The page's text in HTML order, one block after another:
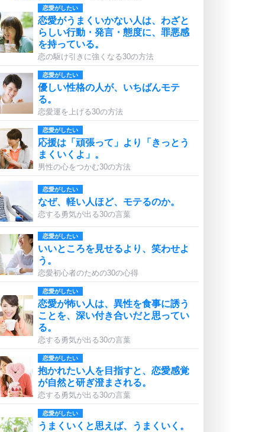
恋愛がしたい
恋愛がうまくいかない人は、わざと
らしい行動・発言・態度に、罪悪感
を持っている。
恋の駆け引きに強くなる30の方法
恋愛がしたい
優しい性格の人が、いちばんモテ
る。
恋愛運を上げる30の方法
恋愛がしたい
応援は「頑張って」より「きっとう
まくいくよ」。
男性の心をつかむ30の方法
恋愛がしたい
なぜ、軽い人ほど、モテるのか。
恋する勇気が出る30の言葉
恋愛がしたい
いいところを見せるより、笑わせよ
う。
恋愛初心者のための30の心得
恋愛がしたい
恋愛が怖い人は、異性を食事に誘う
ことを、深い付き合いだと思ってい
る。
恋する勇気が出る30の言葉
恋愛がしたい
抱かれたい人を目指すと、恋愛感覚
が自然と研ぎ澄まされる。
恋する勇気が出る30の言葉
恋愛がしたい
うまくいくと思えば、うまくいく。